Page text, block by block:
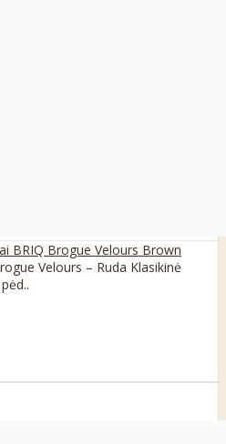
BRIQ Brogue Velours Brown
Velours – Ruda Klasikinė